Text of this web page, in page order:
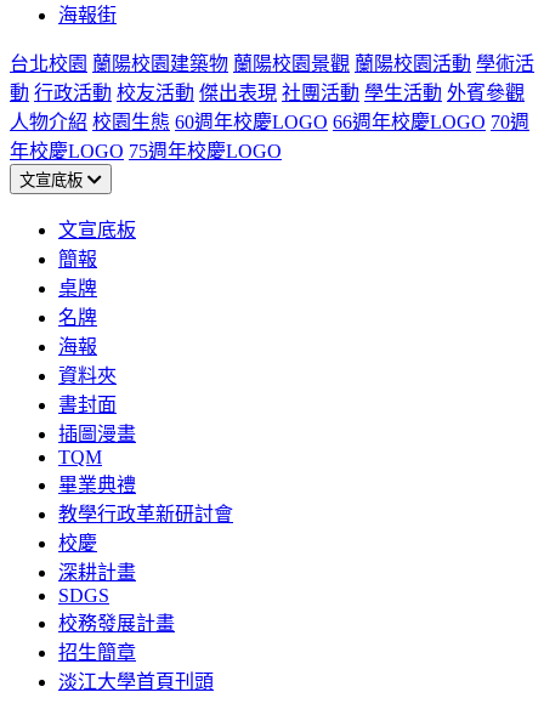
海報街
台北校園 蘭陽校園建築物 蘭陽校園景觀 蘭陽校園活動 學術活
動 行政活動 校友活動 傑出表現 社團活動 學生活動 外賓參觀
人物介紹 校園生態 60週年校慶LOGO 66週年校慶LOGO 70週
年校慶LOGO 75週年校慶LOGO
文宣底板
文宣底板
簡報
桌牌
名牌
海報
資料夾
書封面
插圖漫畫
TQM
畢業典禮
教學行政革新研討會
校慶
深耕計畫
SDGS
校務發展計畫
招生簡章
淡江大學首頁刊頭